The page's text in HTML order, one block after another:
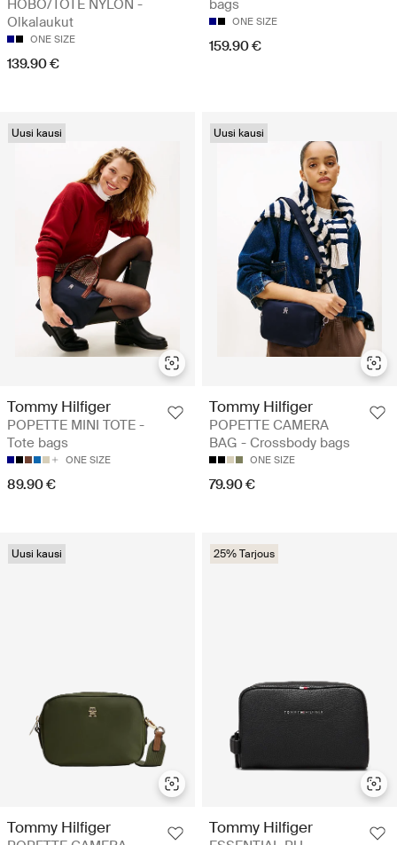
HOBO/TOTE NYLON -
Olkalaukut
ONE SIZE
139.90 €
bags
ONE SIZE
159.90 €
Uusi kausi
Tommy Hilfiger
POPETTE MINI TOTE -
Tote bags
ONE SIZE
89.90 €
Uusi kausi
Tommy Hilfiger
POPETTE CAMERA
BAG - Crossbody bags
ONE SIZE
79.90 €
Uusi kausi
Tommy Hilfiger
25% Tarjous
Tommy Hilfiger